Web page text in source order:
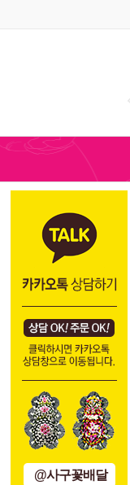
1666-4090
@사구꽃배달